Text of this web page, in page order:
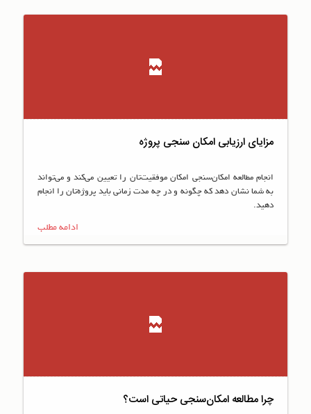
مزایای ارزیابی امکان سنجی پروژه
انجام مطالعه امکان‌سنجی امکان موفقیت‌تان را تعیین می‌کند و می‌تواند
به شما نشان دهد که چگونه و در چه مدت زمانی باید پروژه‌تان را انجام
دهید.
ادامه مطلب
چرا مطالعه امکان‌سنجی حیاتی است؟